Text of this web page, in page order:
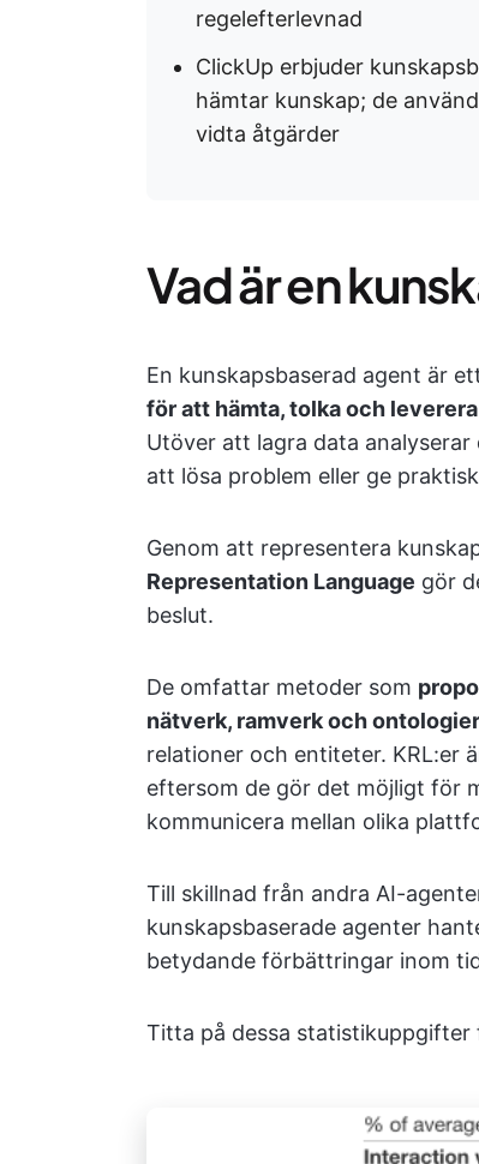
regelefterlevnad
ClickUp erbjuder
hämtar kunskap; de
vidta åtgärder
Vad är en
En kunskapsbaserad agent är
för att hämta, tolka och
Utöver att lagra data
att lösa problem eller ge
Genom att representera
Representation Language gör
beslut.
De omfattar metoder som
nätverk, ramverk och ontologier
relationer och entiteter. KRL:er
eftersom de gör det möjligt för
kommunicera mellan olika
Till skillnad från andra AI-
kunskapsbaserade agenter
betydande förbättringar inom
Titta på dessa statistikuppgifter